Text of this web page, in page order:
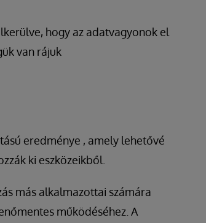
hogy az adatvagyonok el
van rájuk
eredménye , amely lehetővé
ki eszközeikből.
más alkalmazottai számára
működéséhez. A